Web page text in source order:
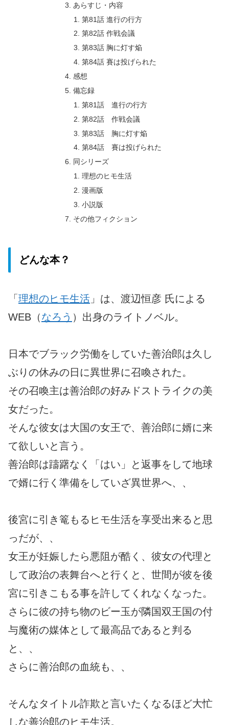
あらすじ・内容
第81話 進行の行方
第82話 作戦会議
第83話 胸に灯す焔
第84話 賽は投げられた
感想
備忘録
第81話 進行の行方
第82話 作戦会議
第83話 胸に灯す焔
第84話 賽は投げられた
同シリーズ
理想のヒモ生活
漫画版
小説版
その他フィクション
どんな本？
「 理想のヒモ生活 」は、渡辺恒彦 氏による
WEB（なろう ）出身のライトノベル。
日本でブラック労働をしていた善治郎は久し
ぶりの休みの日に異世界に召喚された。
その召喚主は善治郎の好みドストライクの美
女だった。
そんな彼女は大国の女王で、善治郎に婿に来
て欲しいと言う。
善治郎は躊躇なく「はい」と返事をして地球
で婿に行く準備をしていざ異世界へ、、
後宮に引き篭もるヒモ生活を享受出来ると思
っだが、、
女王が妊娠したら悪阻が酷く、彼女の代理と
して政治の表舞台へと行くと、世間が彼を後
宮に引きこもる事を許してくれなくなった。
さらに彼の持ち物のビー玉が隣国双王国の付
与魔術の媒体として最高品であると判る
と、、
さらに善治郎の血統も、、
そんなタイトル詐欺と言いたくなるほど大忙
しな善治郎のヒモ生活。